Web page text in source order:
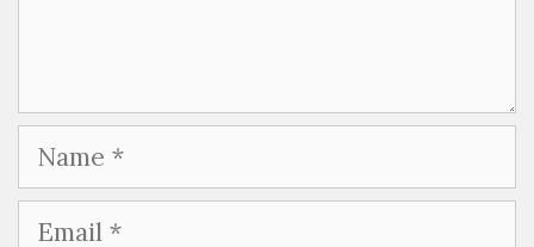
Name
Email